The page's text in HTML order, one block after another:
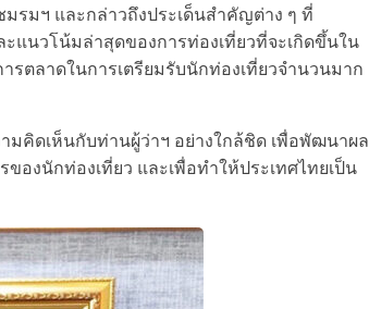
รมฯ และกล่าวถึงประเด็นสำคัญต่าง ๆ ที่
แนวโน้มล่าสุดของการท่องเที่ยวที่จะเกิดขึ้นใน
ตลาดในการเตรียมรับนักท่องเที่ยวจำนวนมาก
มคิดเห็นกับท่านผู้ว่าฯ อย่างใกล้ชิด เพื่อพัฒนาผล
องนักท่องเที่ยว และเพื่อทำให้ประเทศไทยเป็น